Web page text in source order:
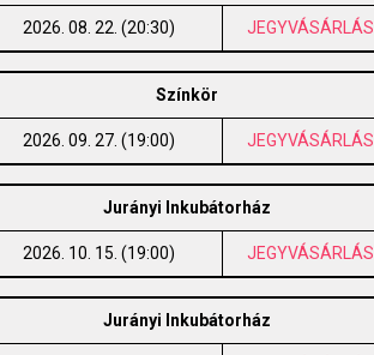
2026. 08. 22. (20:30) JEGYVÁSÁRLÁS
Színkör
2026. 09. 27. (19:00) JEGYVÁSÁRLÁS
Jurányi Inkubátorház
2026. 10. 15. (19:00) JEGYVÁSÁRLÁS
Jurányi Inkubátorház